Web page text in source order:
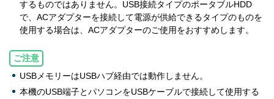
するものではありません。USB接続タイプのポータブルHDD
で、ACアダプターを接続して電源が供給できるタイプのものを
使用する場合は、ACアダプターのご使用をおすすめします。
ご注意
USBメモリーはUSBハブ経由では動作しません。
本機のUSB端子とパソコンをUSBケーブルで接続して使用する